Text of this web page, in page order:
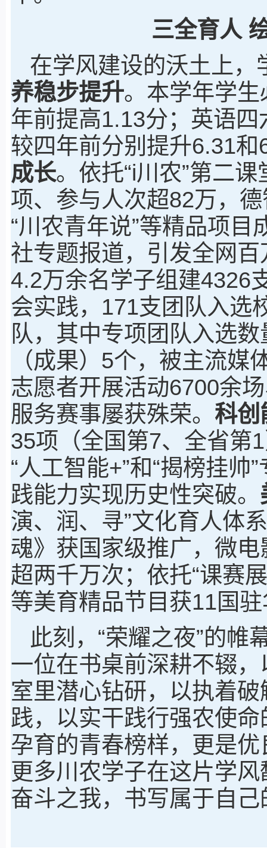
三全育人
在学风建设的沃土上，
养稳步提升。本学年学
年前提高1.13分；英语
较四年前分别提升6.31
成长。依托“i川农”第二
项、参与人次超82万，
“川农青年说”等精品项
社专题报道，引发全网百
4.2万余名学子组建4326
会实践，171支团队入选
队，其中专项团队入选
（成果）5个，被主流
志愿者开展活动6700余
服务赛事屡获殊荣。 科创
35项（全国第7、全省第
“人工智能+”和“揭榜挂
践能力实现历史性突破。
演、润、寻”文化育人体
魂》获国家级推广，微
超两千万次；依托“课赛
等美育精品节目获11国
此刻，“荣耀之夜”的帷
一位在书桌前深耕不辍
室里潜心钻研，以执着
践，以实干践行强农使
孕育的青春榜样，更是
更多川农学子在这片学
奋斗之我，书写属于自